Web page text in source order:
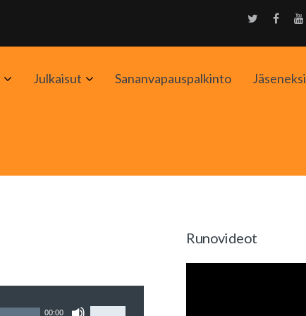
AvaaJulkaisut AvaaSananvapauspalkinto Jäseneksi
00:00
Runovideot